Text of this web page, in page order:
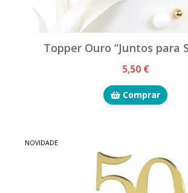
Topper Ouro “Juntos para
5,50 €
Comprar
NOVIDADE